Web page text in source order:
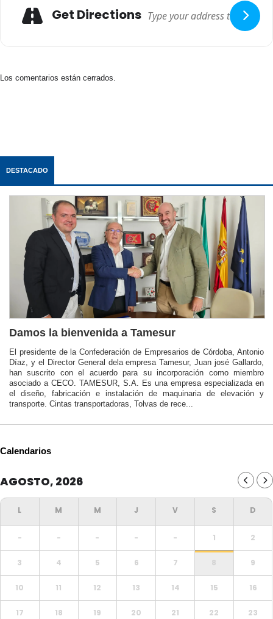
Get Directions
Los comentarios están cerrados.
DESTACADO
Damos la bienvenida a Tamesur
El presidente de la Confederación de Empresarios de Córdoba, Antonio
Díaz, y el Director General dela empresa Tamesur, Juan josé Gallardo,
han suscrito con el acuerdo para su incorporación como miembro
asociado a CECO. TAMESUR, S.A. Es una empresa especializada en
el diseño, fabricación e instalación de maquinaria de elevación y
transporte. Cintas transportadoras, Tolvas de rece...
Calendarios
AGOSTO, 2026
- - - - - 1 2
3 4 5 6 7 8 9
10 11 12 13 14 15 16
17 18 19 20 21 22 23